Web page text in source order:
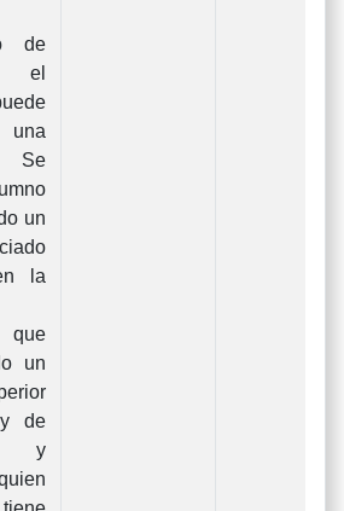
de
el
Se
un
la
que
un
de
y